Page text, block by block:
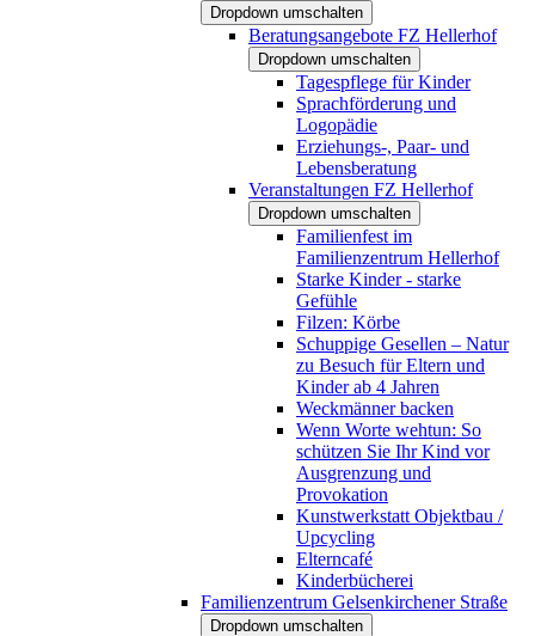
Dropdown umschalten
Beratungsangebote FZ Hellerhof
Dropdown umschalten
Tagespflege für Kinder
Sprachförderung und
Logopädie
Erziehungs-, Paar- und
Lebensberatung
Veranstaltungen FZ Hellerhof
Dropdown umschalten
Familienfest im
Familienzentrum Hellerhof
Starke Kinder - starke
Gefühle
Filzen: Körbe
Schuppige Gesellen – Natur
zu Besuch für Eltern und
Kinder ab 4 Jahren
Weckmänner backen
Wenn Worte wehtun: So
schützen Sie Ihr Kind vor
Ausgrenzung und
Provokation
Kunstwerkstatt Objektbau /
Upcycling
Elterncafé
Kinderbücherei
Familienzentrum Gelsenkirchener Straße
Dropdown umschalten